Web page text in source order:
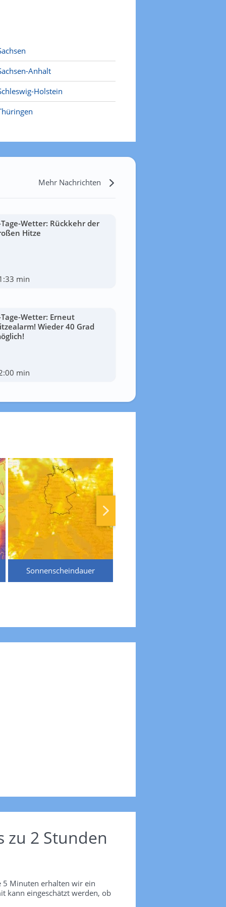
Anhalt
Holstein
Mehr Nachrichten
Wetter: Rückkehr der
Hitze
min
Wetter: Erneut
Wieder 40 Grad
min
Sonnenscheindauer
zu 2 Stunden
5 Minuten erhalten wir ein
kann eingeschätzt werden, ob